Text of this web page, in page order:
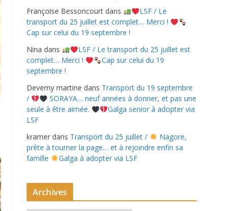
Françoise Bessoncourt dans
LSF / Le
transport du 25 juillet est complet… Merci !
Cap sur celui du 19 septembre !
Nina dans
LSF / Le transport du 25 juillet est
complet… Merci !
Cap sur celui du 19
septembre !
Devemy martine dans Transport du 19 septembre
/
SORAYA… neuf années à donner, et pas une
seule à être aimée.
Galga senior à adopter via
LSF
kramer dans Transport du 25 juillet /
Nagore,
prête à tourner la page… et à rejoindre enfin sa
famille
Galga à adopter via LSF
Archives